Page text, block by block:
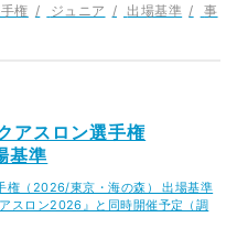
権 ジュニア 出場基準
事
アスロン選手権
基準
権（2026/東京・海の森） 出場基準
スロン2026』と同時開催予定（調